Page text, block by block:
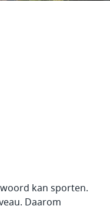
kan sporten.
Daarom